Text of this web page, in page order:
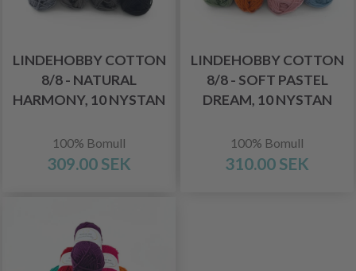
LINDEHOBBY COTTON
8/8 - NATURAL
HARMONY, 10 NYSTAN
100% Bomull
309.00 SEK
LINDEHOBBY COTTON
8/8 - SOFT PASTEL
DREAM, 10 NYSTAN
100% Bomull
310.00 SEK